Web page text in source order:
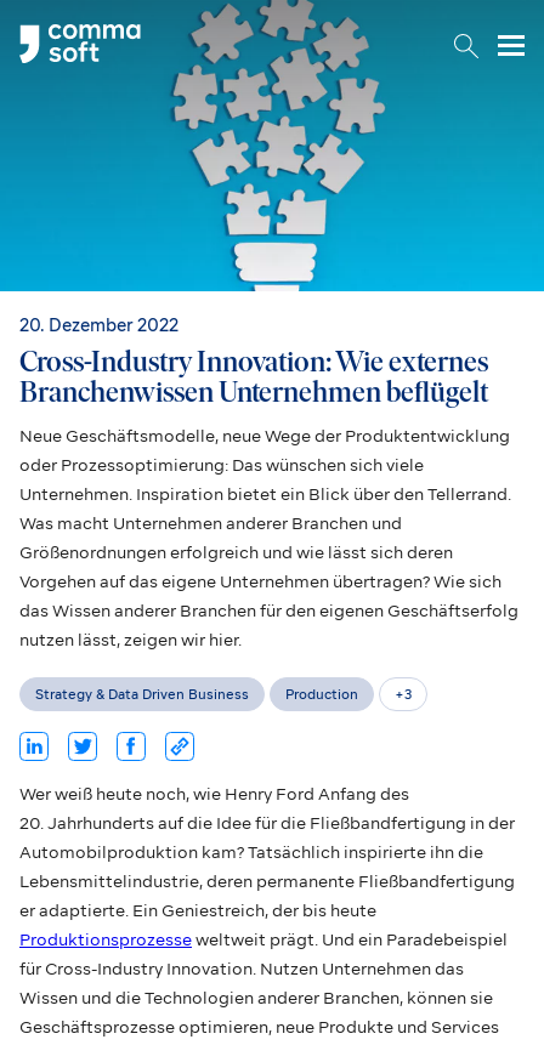
20. Dezember 2022
Cross-Industry Innovation: Wie externes
Branchenwissen Unternehmen beflügelt
Neue Geschäftsmodelle, neue Wege der Produktentwicklung
oder Prozessoptimierung: Das wünschen sich viele
Unternehmen. Inspiration bietet ein Blick über den Tellerrand.
Was macht Unternehmen anderer Branchen und
Größenordnungen erfolgreich und wie lässt sich deren
Vorgehen auf das eigene Unternehmen übertragen? Wie sich
das Wissen anderer Branchen für den eigenen Geschäftserfolg
nutzen lässt, zeigen wir hier.
Strategy & Data Driven Business Production +3
Wer weiß heute noch, wie Henry Ford Anfang des
20. Jahrhunderts auf die Idee für die Fließbandfertigung in der
Automobilproduktion kam? Tatsächlich inspirierte ihn die
Lebensmittelindustrie, deren permanente Fließbandfertigung
er adaptierte. Ein Geniestreich, der bis heute
Produktionsprozesseweltweit prägt. Und ein Paradebeispiel
für Cross-Industry Innovation. Nutzen Unternehmen das
Wissen und die Technologien anderer Branchen, können sie
Geschäftsprozesse optimieren, neue Produkte und Services